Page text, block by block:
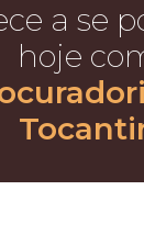
a se
hoje